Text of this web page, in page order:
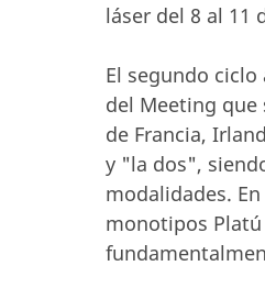
láser del 8 al 11
El segundo
del Meeting que
de Francia,
y "la dos",
modalidades.
monotipos